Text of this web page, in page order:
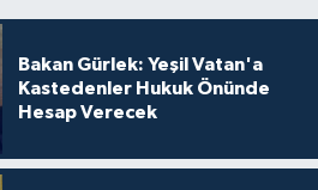
Bakan Gürlek: Yeşil Vatan'a
Kastedenler Hukuk Önünde
Hesap Verecek